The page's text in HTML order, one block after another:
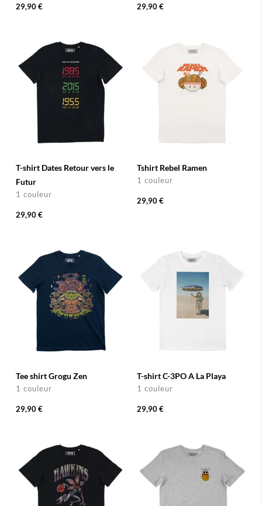
29,90 € 29,90 €
T-shirt Dates Retour vers le
Futur
1 couleur
29,90 €
Tshirt Rebel Ramen
1 couleur
29,90 €
Tee shirt Grogu Zen
1 couleur
29,90 €
T-shirt C-3PO A La Playa
1 couleur
29,90 €